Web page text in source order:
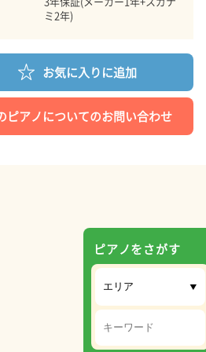
ミ2年)
お気に入りに追加
ピアノについてのお問い合わせ
ピアノをさがす